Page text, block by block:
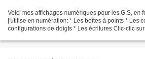
Voici mes affichages numériques pour les G.S, en
j'utilise en numération: * Les boîtes à points * Les
configurations de doigts * Les écritures Clic-clic